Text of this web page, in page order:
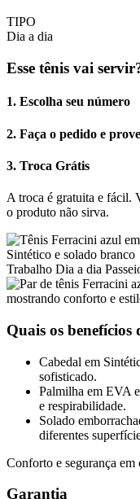
TIPO
Dia a dia
Esse tênis vai
1. Escolha seu número
2. Faça o pedido e prove
3. Troca Grátis
A troca é gratuita e fácil.
o produto não sirva.
Trabalho Dia a dia
Quais os benefícios
Cabedal em
sofisticado.
Palmilha em EVA
e respirabilidade.
Solado
diferentes
Conforto e segurança em
Garantia